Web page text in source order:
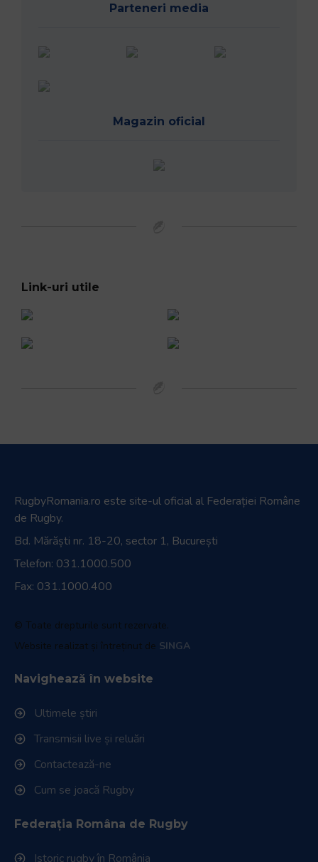
Parteneri media
Magazin oficial
Link-uri utile
RugbyRomania.ro este site-ul oficial al Federației Române
de Rugby.
Bd. Mărăști nr. 18-20, sector 1, București
Telefon: 031.1000.500
Fax: 031.1000.400
© Toate drepturile sunt rezervate.
Website realizat și întreținut de SINGA
Navighează în website
Ultimele știri
Transmisii live și reluări
Contactează-ne
Cum se joacă Rugby
Federația Româna de Rugby
Istoric rugby în România